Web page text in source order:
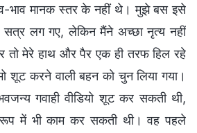
भाव मानक स्तर के नहीं थे। मुझे बस इसे
सत्र लग गए, लेकिन मैंने अच्छा नृत्य नहीं
तो मेरे हाथ और पैर एक ही तरफ हिल रहे
शूट करने वाली बहन को चुन लिया गया।
गवाही वीडियो शूट कर सकती थी,
में भी काम कर सकती थी। वह पहले